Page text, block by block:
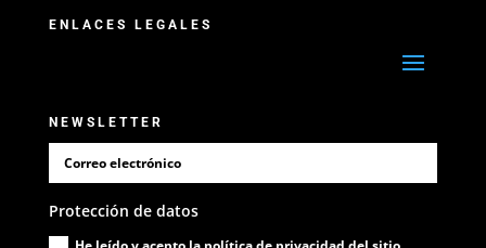
ENLACES LEGALES
NEWSLETTER
Protección de datos